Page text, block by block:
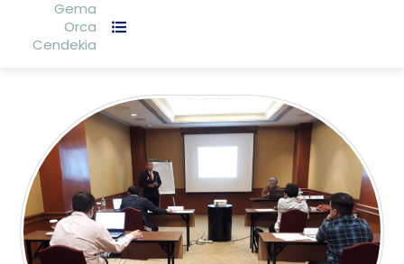
Gema
Orca
Cendekia